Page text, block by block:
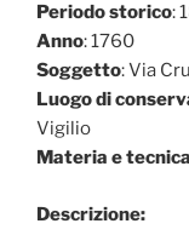
Periodo storico:
Anno: 1760
Soggetto: Via
Luogo di
Vigilio
Materia e tecnica
Descrizione: